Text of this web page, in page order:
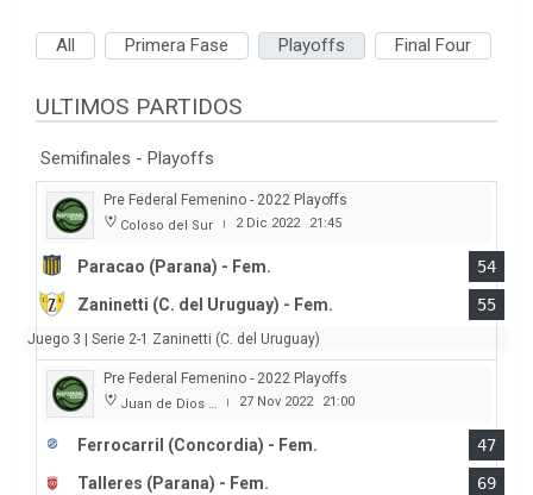
All Primera Fase Playoffs Final Four
ULTIMOS PARTIDOS
Semifinales - Playoffs
Pre Federal Femenino - 2022 Playoffs
Coloso del Sur | 2 Dic 2022 21:45
Paracao (Parana) - Fem.
54
Zaninetti (C. del Uruguay) - Fem.
55
Juego 3 | Serie 2-1 Zaninetti (C. del Uruguay)
Pre Federal Femenino - 2022 Playoffs
Juan de Dios Obregon | 27 Nov 2022 21:00
Ferrocarril (Concordia) - Fem.
47
Talleres (Parana) - Fem.
69